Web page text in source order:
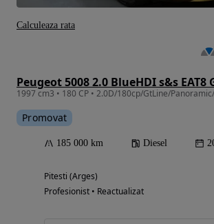
Peugeot 5008 2.0 BlueHDI s&s EAT8
Promovat
185 000 km Diesel
Pitesti (Arges)
Profesionist • Reactualizat
Calculeaza rata